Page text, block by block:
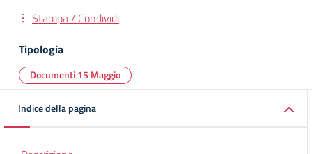
Stampa / Condividi
Tipologia
Documenti 15 Maggio
Indice della pagina